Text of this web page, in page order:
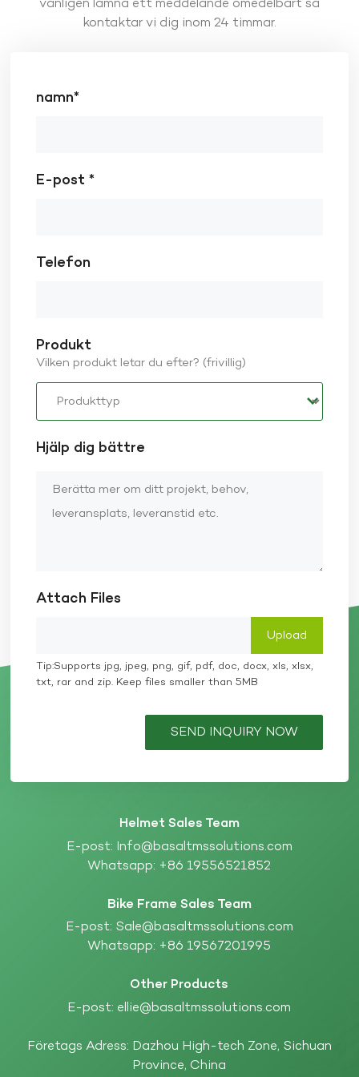
vänligen lämna ett meddelande omedelbart så
kontaktar vi dig inom 24 timmar.
namn*
E-post *
Telefon
Produkt
Vilken produkt letar du efter? (frivillig)
Hjälp dig bättre
Attach Files
Tip:Supports jpg, jpeg, png, gif, pdf, doc, docx, xls, xlsx,
txt, rar and zip. Keep files smaller than 5MB
SEND INQUIRY NOW
Helmet Sales Team
E-post: Info@basaltmssolutions.com
Whatsapp: +86 19556521852
Bike Frame Sales Team
E-post: Sale@basaltmssolutions.com
Whatsapp: +86 19567201995
Other Products
E-post: ellie@basaltmssolutions.com
Företags Adress: Dazhou High-tech Zone, Sichuan
Province, China